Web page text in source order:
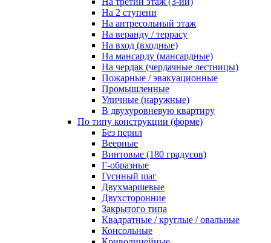
На 2 ступени
На антресольный этаж
На веранду / террасу
На вход (входные)
На мансарду (мансардные)
На чердак (чердачные лестницы)
Пожарные / эвакуационные
Промышленные
Уличные (наружные)
В двухуровневую квартиру
По типу конструкции (форме)
Без перил
Веерные
Винтовые (180 градусов)
Г-образные
Гусиный шаг
Двухмаршевые
Двухсторонние
Закрытого типа
Квадратные / круглые / овальные
Консольные